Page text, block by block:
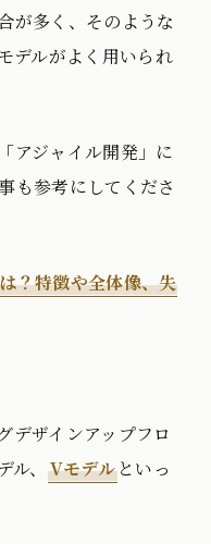
が多く、そのような
デルがよく用いられ
アジャイル開発」に
も参考にしてくださ
？特徴や全体像、失
デザインアップフロ
、 Vモデル といっ